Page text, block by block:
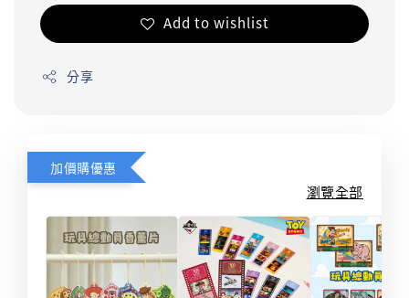
Add to wishlist
分享
加價購優惠
瀏覽全部